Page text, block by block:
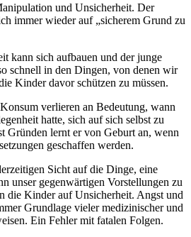
und Unsicherheit. Der
immer wieder auf „sicherem Grund zu
kann sich aufbauen und der junge
schnell in den Dingen, von denen wir
Kinder davor schützen zu müssen.
verlieren an Bedeutung, wann
hatte, sich auf sich selbst zu
Gründen lernt er von Geburt an, wenn
geschaffen werden.
Sicht auf die Dinge, eine
unser gegenwärtigen Vorstellungen zu
die Kinder auf Unsicherheit. Angst und
Grundlage vieler medizinischer und
Ein Fehler mit fatalen Folgen.